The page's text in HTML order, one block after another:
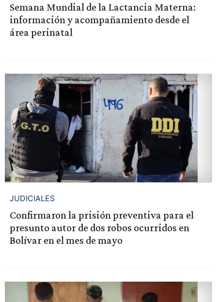
Semana Mundial de la Lactancia Materna:
información y acompañamiento desde el
área perinatal
JUDICIALES
Confirmaron la prisión preventiva para el
presunto autor de dos robos ocurridos en
Bolívar en el mes de mayo